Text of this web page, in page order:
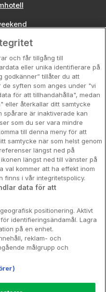
995 kr
en del av Coop
171 88 Solna,
Org.nr: 556710-
och får tillgång till
eller unika identifierare på
godkänner” tillåter du att
syften som anges under "vi
för att tillhandahålla", medan
eller återkallar ditt samtycke
spårare är inaktiverade kan
som du ser vara mindre
till denna meny för att
samtycke när som helst genom
längst ned på
längst ned till vänster på
val kommer att ha effekt inom
finns i vår integritetspolicy.
data för att
positionering. Aktivt
identifieringsändamål. Lagra
på en enhet.
reklam- och
målgrupp och